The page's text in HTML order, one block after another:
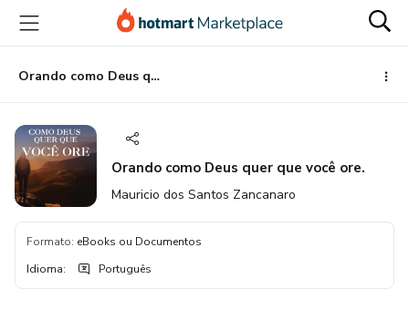
para
conteúdo
principal
para
pagamento
para
rodapé
Orando como Deus quer que você ore.
Orando como Deus quer que você ore.
Mauricio dos Santos Zancanaro
Formato: eBooks ou Documentos
Idioma: Português